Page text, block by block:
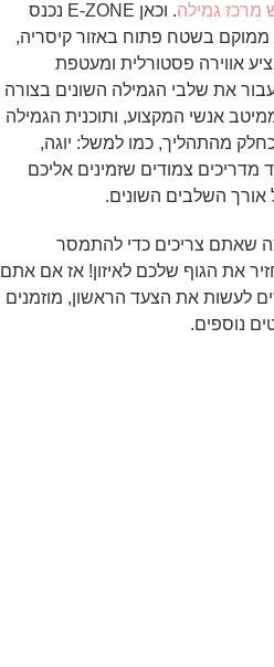
מרכז גמילה
. וכאן E-ZONE נכנס
לתמונה. מרכז גמילה E-ZONE ממוקם בשטח פתוח באזור קיסריה,
אווירה פסטורלית ומעטפת
את שלבי הגמילה השונים בצורה
אנשי המקצוע, ותוכנית הגמילה
כחלק מהתהליך, כמו למשל: יוגה,
מדריכים צמודים שזמינים אליכם
אורך השלבים השונים.
שאתם צריכים כדי להתמסר
את הגוף שלכם לאיזון! אז אם אתם
לעשות את הצעד הראשון, מוזמנים
נוספים.